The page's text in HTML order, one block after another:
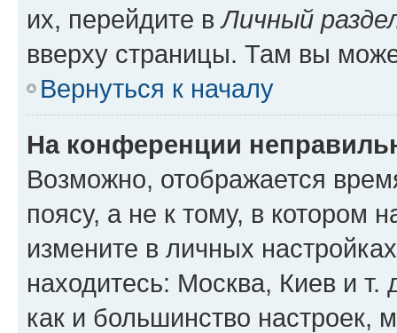
их, перейдите вЛичный
вверху страницы. Там вы
Вернуться к началу
На конференции
Возможно, отображается
поясу, а не к тому, в котором
измените в личных
находитесь: Москва, Киев и т.
как и большинство настроек,